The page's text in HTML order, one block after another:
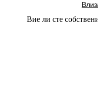
Вие ли сте